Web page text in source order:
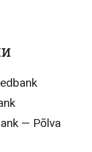
— Põlva